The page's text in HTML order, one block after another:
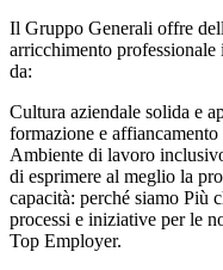
Il Gruppo Generali offre
arricchimento
da:
Cultura aziendale solida e
formazione e
Ambiente di lavoro
di esprimere al meglio la
capacità: perché siamo Più
processi e iniziative per le
Top Employer.